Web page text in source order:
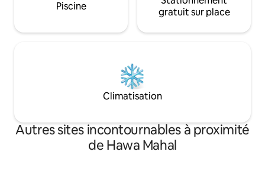
Piscine
gratuit sur place
Climatisation
Autres sites incontournables à proximité
de Hawa Mahal